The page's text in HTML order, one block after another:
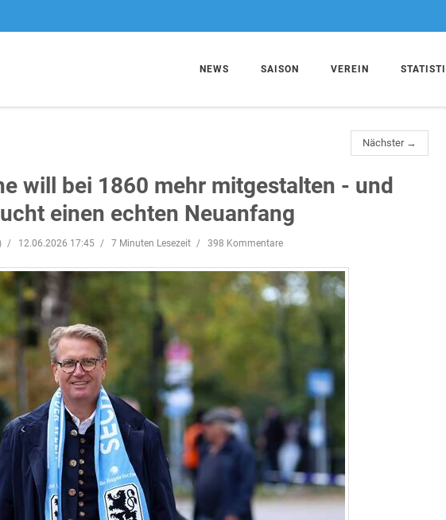
NEWS SAISON VEREIN
Nächster →
will bei 1860 mehr mitgestalten - und
einen echten Neuanfang
12.06.2026 17:45 7 Minuten Lesezeit 398 Kommentare